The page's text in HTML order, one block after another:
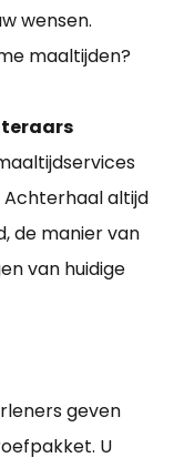
wensen.
maaltijden?
altijd
de manier van
van huidige
geven
U